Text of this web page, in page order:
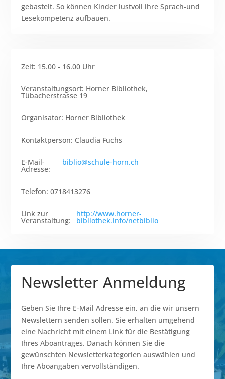
gebastelt. So können Kinder lustvoll ihre Sprach-und
Lesekompetenz aufbauen.
Zeit: 15.00 - 16.00 Uhr
Veranstaltungsort: Horner Bibliothek,
Tübacherstrasse 19
Organisator: Horner Bibliothek
Kontaktperson: Claudia Fuchs
E-Mail-
Adresse:
biblio@schule-horn.ch
Telefon:0718413276
Link zur
Veranstaltung:
http://www.horner-
bibliothek.info/netbiblio
Newsletter Anmeldung
Geben Sie Ihre E-Mail Adresse ein, an die wir unsern
Newslettern senden sollen. Sie erhalten umgehend
eine Nachricht mit einem Link für die Bestätigung
Ihres Aboantrages. Danach können Sie die
gewünschten Newsletterkategorien auswählen und
Ihre Aboangaben vervollständigen.